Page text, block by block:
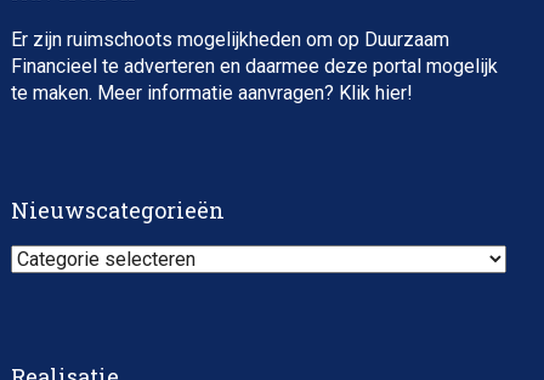
Er zijn ruimschoots mogelijkheden om op Duurzaam
Financieel te adverteren en daarmee deze portal mogelijk
te maken. Meer informatie aanvragen? Klik hier!
Nieuwscategorieën
Nieuwscategorieën